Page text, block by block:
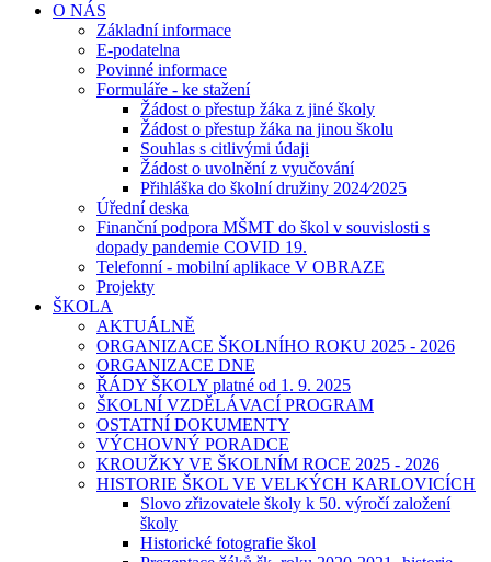
O NÁS
Základní informace
E-podatelna
Povinné informace
Formuláře - ke stažení
Žádost o přestup žáka z jiné školy
Žádost o přestup žáka na jinou školu
Souhlas s citlivými údaji
Žádost o uvolnění z vyučování
Přihláška do školní družiny 2024⁄2025
Úřední deska
Finanční podpora MŠMT do škol v souvislosti s
dopady pandemie COVID 19.
Telefonní - mobilní aplikace V OBRAZE
Projekty
ŠKOLA
AKTUÁLNĚ
ORGANIZACE ŠKOLNÍHO ROKU 2025 - 2026
ORGANIZACE DNE
ŘÁDY ŠKOLY platné od 1. 9. 2025
ŠKOLNÍ VZDĚLÁVACÍ PROGRAM
OSTATNÍ DOKUMENTY
VÝCHOVNÝ PORADCE
KROUŽKY VE ŠKOLNÍM ROCE 2025 - 2026
HISTORIE ŠKOL VE VELKÝCH KARLOVICÍCH
Slovo zřizovatele školy k 50. výročí založení
školy
Historické fotografie škol